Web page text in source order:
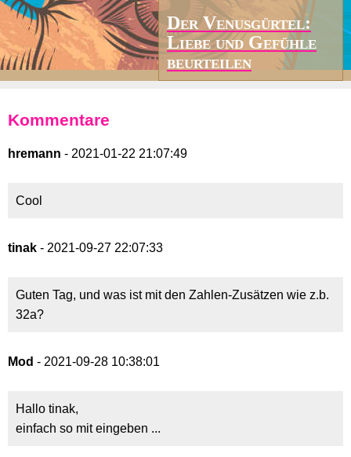
Der Venusgürtel:
Liebe und Gefühle
beurteilen
Kommentare
hremann - 2021-01-22 21:07:49
Cool
tinak - 2021-09-27 22:07:33
Guten Tag, und was ist mit den Zahlen-Zusätzen wie z.b.
32a?
Mod - 2021-09-28 10:38:01
Hallo tinak,
einfach so mit eingeben ...